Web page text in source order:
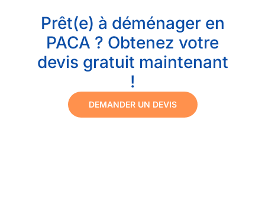
Prêt(e) à déménager en
PACA ? Obtenez votre
devis gratuit maintenant
!
DEMANDER UN DEVIS